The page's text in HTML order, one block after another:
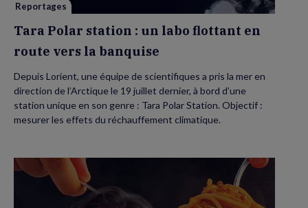
la
Reportages
Tara Polar station : un labo flottant en
route vers la banquise
Depuis Lorient, une équipe de scientifiques a pris la mer en
direction de l’Arctique le 19 juillet dernier, à bord d’une
station unique en son genre : Tara Polar Station. Objectif :
mesurer les effets du réchauffement climatique.